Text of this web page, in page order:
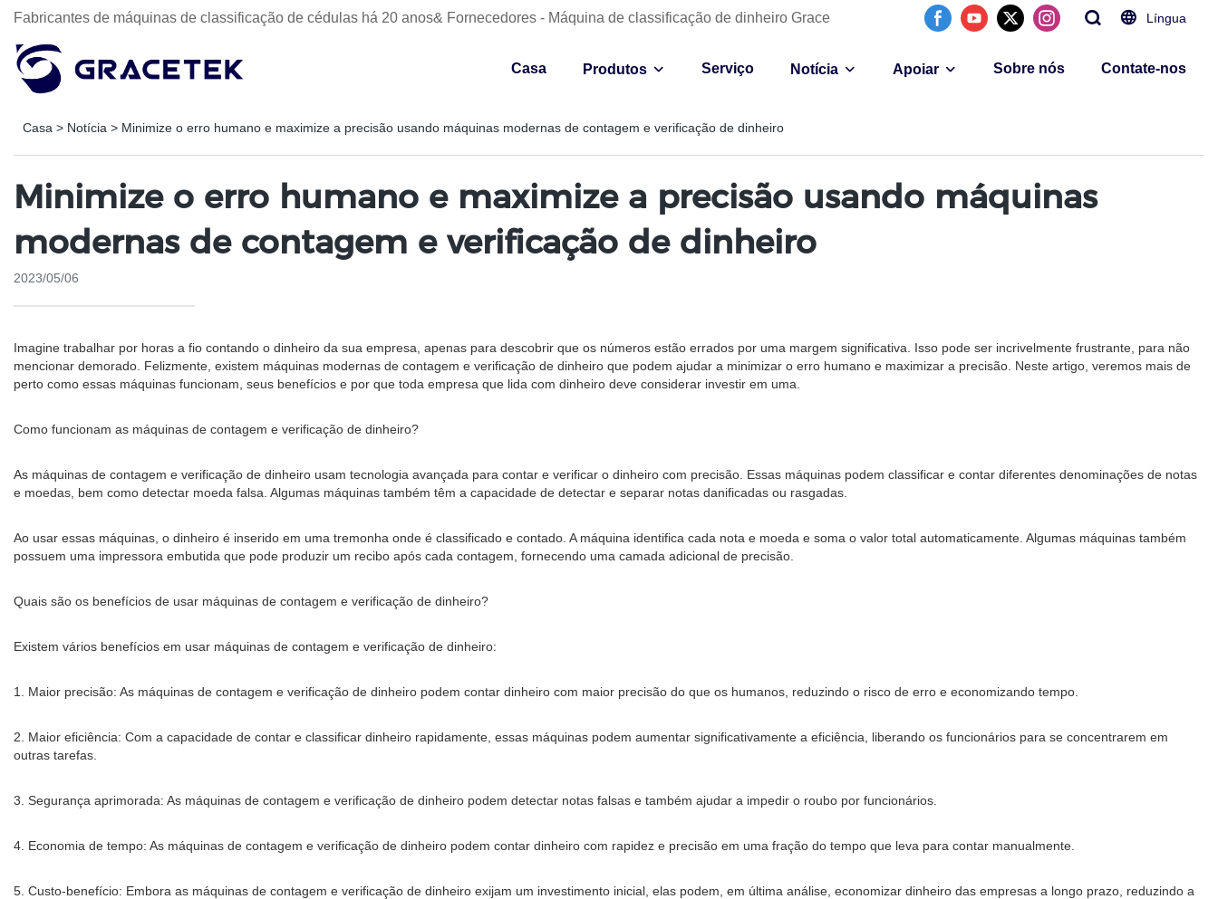
Fabricantes de máquinas de classificação de cédulas há 20 anos& Fornecedores - Máquina de classificação de dinheiro Grace Língua
Casa Produtos Serviço Notícia Apoiar Sobre nós Contate-nos
Casa > Notícia > Minimize o erro humano e maximize a precisão usando máquinas modernas de contagem e verificação de dinheiro
Minimize o erro humano e maximize a precisão usando máquinas
modernas de contagem e verificação de dinheiro
2023/05/06
Imagine trabalhar por horas a fio contando o dinheiro da sua empresa, apenas para descobrir que os números estão errados por uma margem significativa. Isso pode ser incrivelmente frustrante, para não
mencionar demorado. Felizmente, existem máquinas modernas de contagem e verificação de dinheiro que podem ajudar a minimizar o erro humano e maximizar a precisão. Neste artigo, veremos mais de
perto como essas máquinas funcionam, seus benefícios e por que toda empresa que lida com dinheiro deve considerar investir em uma.
Como funcionam as máquinas de contagem e verificação de dinheiro?
As máquinas de contagem e verificação de dinheiro usam tecnologia avançada para contar e verificar o dinheiro com precisão. Essas máquinas podem classificar e contar diferentes denominações de notas
e moedas, bem como detectar moeda falsa. Algumas máquinas também têm a capacidade de detectar e separar notas danificadas ou rasgadas.
Ao usar essas máquinas, o dinheiro é inserido em uma tremonha onde é classificado e contado. A máquina identifica cada nota e moeda e soma o valor total automaticamente. Algumas máquinas também
possuem uma impressora embutida que pode produzir um recibo após cada contagem, fornecendo uma camada adicional de precisão.
Quais são os benefícios de usar máquinas de contagem e verificação de dinheiro?
Existem vários benefícios em usar máquinas de contagem e verificação de dinheiro:
1. Maior precisão: As máquinas de contagem e verificação de dinheiro podem contar dinheiro com maior precisão do que os humanos, reduzindo o risco de erro e economizando tempo.
2. Maior eficiência: Com a capacidade de contar e classificar dinheiro rapidamente, essas máquinas podem aumentar significativamente a eficiência, liberando os funcionários para se concentrarem em
outras tarefas.
3. Segurança aprimorada: As máquinas de contagem e verificação de dinheiro podem detectar notas falsas e também ajudar a impedir o roubo por funcionários.
4. Economia de tempo: As máquinas de contagem e verificação de dinheiro podem contar dinheiro com rapidez e precisão em uma fração do tempo que leva para contar manualmente.
5. Custo-benefício: Embora as máquinas de contagem e verificação de dinheiro exijam um investimento inicial, elas podem, em última análise, economizar dinheiro das empresas a longo prazo, reduzindo a